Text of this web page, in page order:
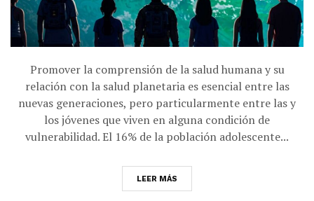
Promover la comprensión de la salud humana y su
relación con la salud planetaria es esencial entre las
nuevas generaciones, pero particularmente entre las y
los jóvenes que viven en alguna condición de
vulnerabilidad. El 16% de la población adolescente...
LEER MÁS